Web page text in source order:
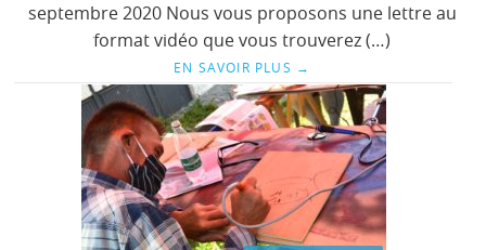
septembre 2020 Nous vous proposons une lettre au
format vidéo que vous trouverez (…)
EN SAVOIR PLUS →